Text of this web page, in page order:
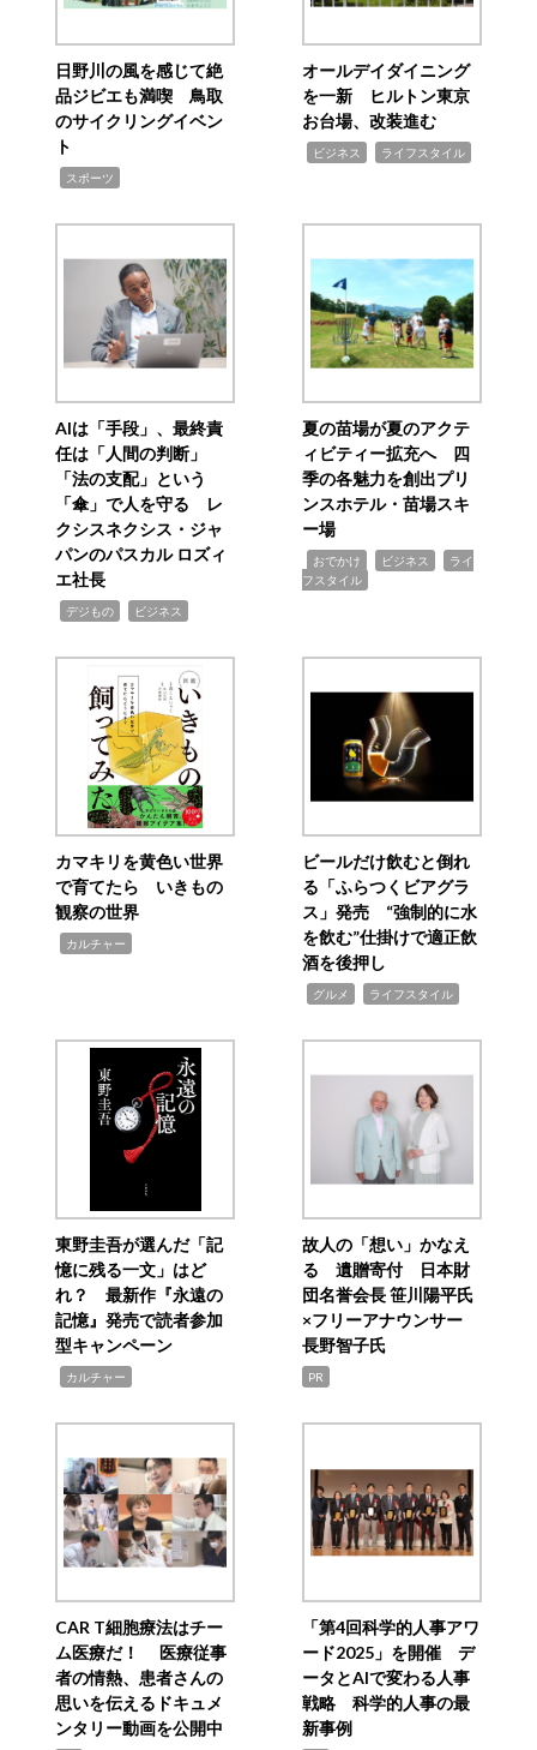
日野川の風を感じて絶
品ジビエも満喫 鳥取
のサイクリングイベン
ト
スポーツ
オールデイダイニング
を一新 ヒルトン東京
お台場、改装進む
ビジネス ライフスタイル
AIは「手段」、最終責
任は「人間の判断」
「法の支配」という
「傘」で人を守る レ
クシスネクシス・ジャ
パンのパスカル ロズィ
エ社長
デジもの ビジネス
夏の苗場が夏のアクテ
ィビティー拡充へ 四
季の各魅力を創出プリ
ンスホテル・苗場スキ
ー場
おでかけ ビジネス
ライ
フスタイル
カマキリを黄色い世界
で育てたら いきもの
観察の世界
カルチャー
ビールだけ飲むと倒れ
る「ふらつくビアグラ
ス」発売 “強制的に水
を飲む”仕掛けで適正飲
酒を後押し
グルメ ライフスタイル
東野圭吾が選んだ「記
憶に残る一文」はど
れ？ 最新作『永遠の
記憶』発売で読者参加
型キャンペーン
カルチャー
故人の「想い」かなえ
る 遺贈寄付 日本財
団名誉会長 笹川陽平氏
×フリーアナウンサー
長野智子氏
PR
CAR T細胞療法はチー
ム医療だ！ 医療従事
者の情熱、患者さんの
思いを伝えるドキュメ
ンタリー動画を公開中
「第4回科学的人事アワ
ード2025」を開催 デ
ータとAIで変わる人事
戦略 科学的人事の最
新事例